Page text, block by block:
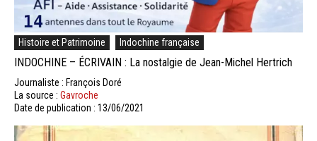
Histoire et Patrimoine Indochine française
INDOCHINE – ÉCRIVAIN : La nostalgie de Jean-Michel Hertrich
Journaliste : François Doré
La source : Gavroche
Date de publication : 13/06/2021